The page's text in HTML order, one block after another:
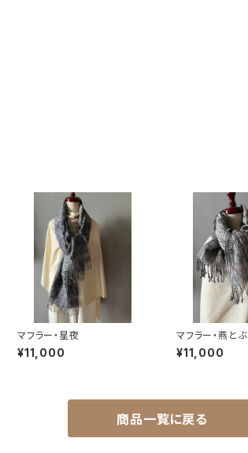
マフラー・星夜
¥11,000
マフラー・燕とぶ
¥11,000
商品一覧に戻る